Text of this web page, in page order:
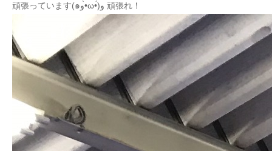
頑張っています(๑و•̀ω•́)و 頑張れ！